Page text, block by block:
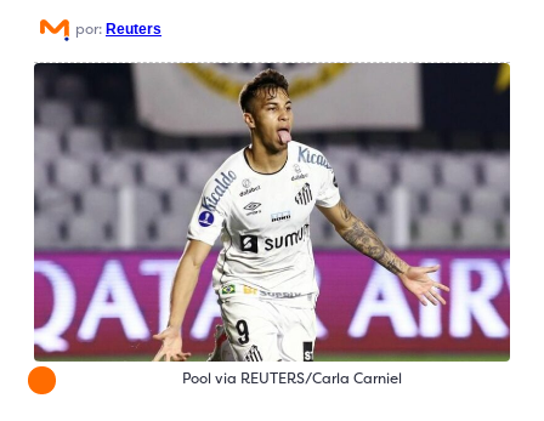
por: Reuters
Pool via REUTERS/Carla Carniel